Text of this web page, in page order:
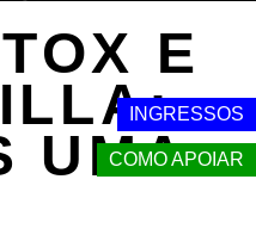
INGRESSOS
COMO APOIAR
E
UMA